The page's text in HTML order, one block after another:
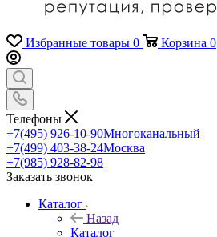
Избранные товары 0 Корзина 0
Телефоны
+7(495) 926-10-90Многоканальный
+7(499) 403-38-24Москва
+7(985) 928-82-98
Заказать звонок
Каталог
Назад
Каталог